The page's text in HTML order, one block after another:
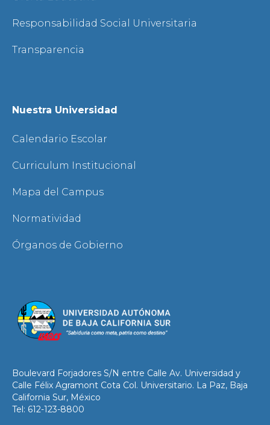
Responsabilidad Social Universitaria
Transparencia
Nuestra Universidad
Calendario Escolar
Curriculum Institucional
Mapa del Campus
Normatividad
Órganos de Gobierno
Boulevard Forjadores S/N entre Calle Av. Universidad y
Calle Félix Agramont Cota Col. Universitario. La Paz, Baja
California Sur, México
Tel: 612-123-8800